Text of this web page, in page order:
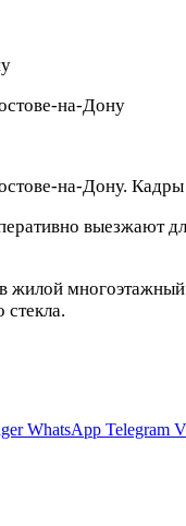
на-Дону
Ростове-на-
выезжают
жилой
WhatsApp Telegram